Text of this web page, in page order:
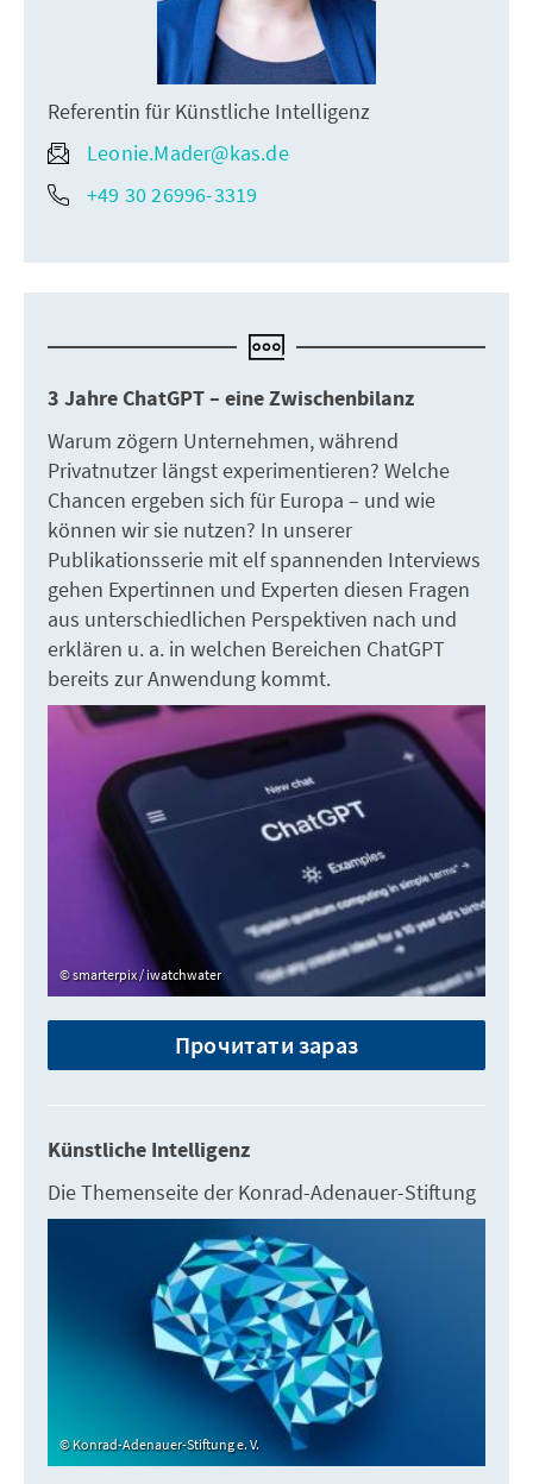
Referentin für Künstliche Intelligenz
Leonie.Mader@kas.de
+49 30 26996-3319
3 Jahre ChatGPT – eine Zwischenbilanz
Warum zögern Unternehmen, während
Privatnutzer längst experimentieren? Welche
Chancen ergeben sich für Europa – und wie
können wir sie nutzen? In unserer
Publikationsserie mit elf spannenden Interviews
gehen Expertinnen und Experten diesen Fragen
aus unterschiedlichen Perspektiven nach und
erklären u. a. in welchen Bereichen ChatGPT
bereits zur Anwendung kommt.
smarterpix / iwatchwater
Прочитати зараз
Künstliche Intelligenz
Die Themenseite der Konrad-Adenauer-Stiftung
Konrad-Adenauer-Stiftung e. V.